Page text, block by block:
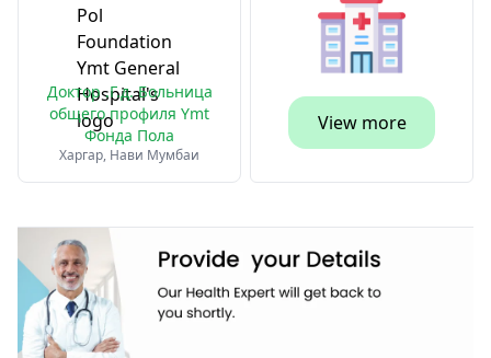
Доктор .Г.д. Больница
общего профиля Ymt
Фонда Пола
Харгар, Нави Мумбаи
View more